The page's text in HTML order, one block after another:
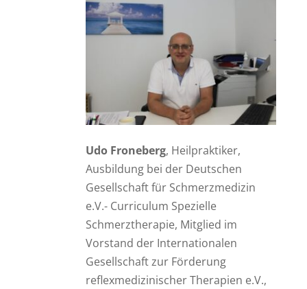
Udo Froneberg, Heilpraktiker,
Ausbildung bei der Deutschen
Gesellschaft für Schmerzmedizin
e.V.- Curriculum Spezielle
Schmerztherapie, Mitglied im
Vorstand der Internationalen
Gesellschaft zur Förderung
reflexmedizinischer Therapien e.V.,